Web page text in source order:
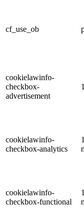
cf_use_ob
cookielawinfo-
checkbox-
advertisement
cookielawinfo-
checkbox-analytics
cookielawinfo-
checkbox-functional